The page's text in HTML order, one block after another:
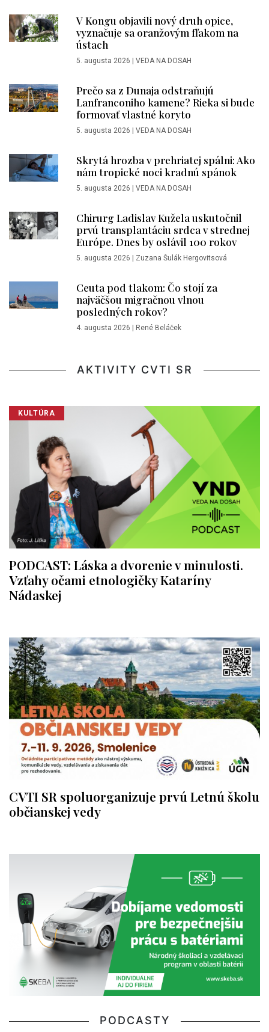
V Kongu objavili nový druh opice,
vyznačuje sa oranžovým fľakom na
ústach
5. augusta 2026 | VEDA NA DOSAH
Prečo sa z Dunaja odstraňujú
Lanfranconiho kamene? Rieka si bude
formovať vlastné koryto
5. augusta 2026 | VEDA NA DOSAH
Skrytá hrozba v prehriatej spálni: Ako
nám tropické noci kradnú spánok
5. augusta 2026 | VEDA NA DOSAH
Chirurg Ladislav Kužela uskutočnil
prvú transplantáciu srdca v strednej
Európe. Dnes by oslávil 100 rokov
5. augusta 2026 | Zuzana Šulák Hergovitsová
Ceuta pod tlakom: Čo stojí za
najväčšou migračnou vlnou
posledných rokov?
4. augusta 2026 | René Beláček
AKTIVITY CVTI SR
KULTÚRA
PODCAST: Láska a dvorenie v minulosti.
Vzťahy očami etnologičky Kataríny
Nádaskej
CVTI SR spoluorganizuje prvú Letnú školu
občianskej vedy
PODCASTY